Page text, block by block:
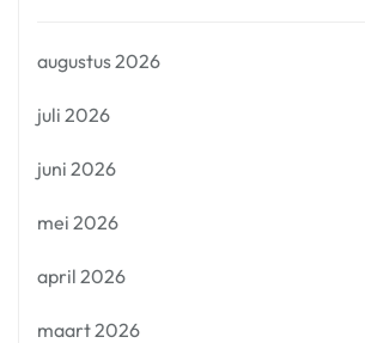
augustus 2026
juli 2026
juni 2026
mei 2026
april 2026
maart 2026